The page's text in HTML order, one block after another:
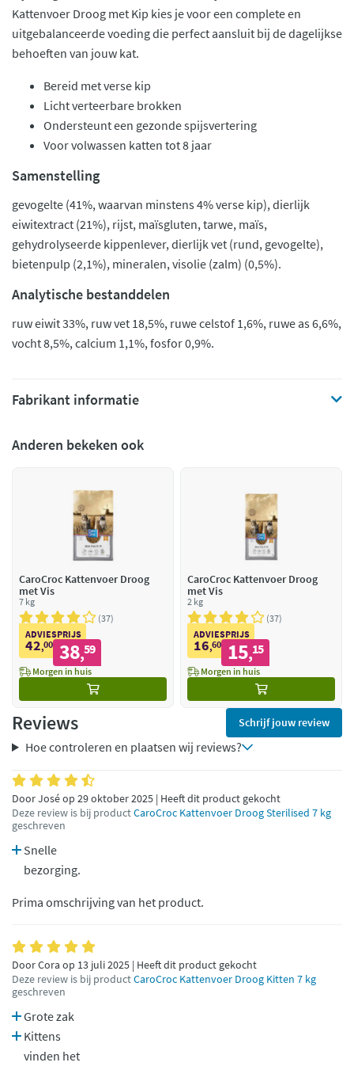
Kattenvoer Droog met Kip kies je voor een complete en
uitgebalanceerde voeding die perfect aansluit bij de dagelijkse
behoeften van jouw kat.
Bereid met verse kip
Licht verteerbare brokken
Ondersteunt een gezonde spijsvertering
Voor volwassen katten tot 8 jaar
Samenstelling
gevogelte (41%, waarvan minstens 4% verse kip), dierlijk
eiwitextract (21%), rijst, maïsgluten, tarwe, maïs,
gehydrolyseerde kippenlever, dierlijk vet (rund, gevogelte),
bietenpulp (2,1%), mineralen, visolie (zalm) (0,5%).
Analytische bestanddelen
ruw eiwit 33%, ruw vet 18,5%, ruwe celstof 1,6%, ruwe as 6,6%,
vocht 8,5%, calcium 1,1%, fosfor 0,9%.
Fabrikant informatie
Anderen bekeken ook
CaroCroc Kattenvoer Droog
met Vis
7 kg
37
ADVIESPRIJS
42,00 38,59
Morgen in huis
CaroCroc Kattenvoer Droog
met Vis
2 kg
37
ADVIESPRIJS
16,60 15,15
Morgen in huis
Reviews Schrijf jouw review
Hoe controleren en plaatsen wij reviews?
Door José op 29 oktober 2025 | Heeft dit product gekocht
Deze review is bij productCaroCroc Kattenvoer Droog Sterilised 7 kg
geschreven
Snelle
bezorging.
Prima omschrijving van het product.
Door Cora op 13 juli 2025 | Heeft dit product gekocht
Deze review is bij productCaroCroc Kattenvoer Droog Kitten 7 kg
geschreven
Grote zak
Kittens
vinden het